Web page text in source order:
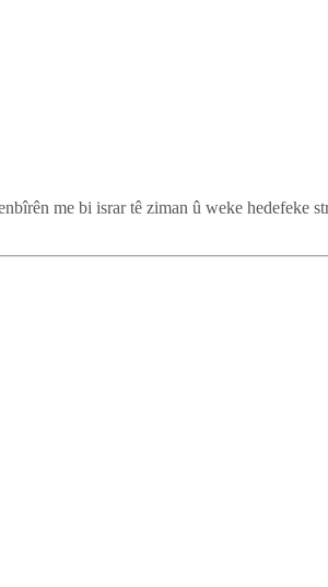
me bi israr tê ziman û weke hedefeke